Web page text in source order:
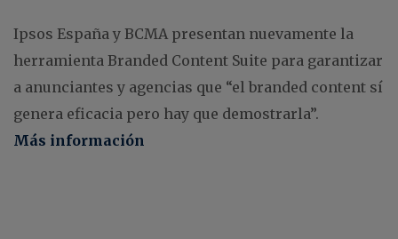
Ipsos España y BCMA presentan nuevamente la
herramienta Branded Content Suite para garantizar
a anunciantes y agencias que “el branded content sí
genera eficacia pero hay que demostrarla”.
Más información